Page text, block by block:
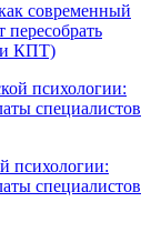
современный
пересобрать
и КПТ)
психологии:
специалистов